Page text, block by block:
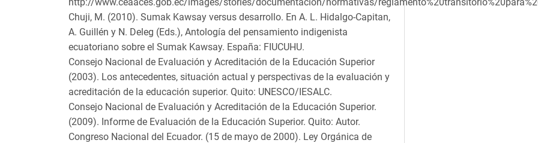
Chuji, M. (2010). Sumak Kawsay versus desarrollo. En A. L. Hidalgo-Capitan,
A. Guillén y N. Deleg (Eds.), Antología del pensamiento indigenista
ecuatoriano sobre el Sumak Kawsay. España: FIUCUHU.
Consejo Nacional de Evaluación y Acreditación de la Educación Superior
(2003). Los antecedentes, situación actual y perspectivas de la evaluación y
acreditación de la educación superior. Quito: UNESCO/IESALC.
Consejo Nacional de Evaluación y Acreditación de la Educación Superior.
(2009). Informe de Evaluación de la Educación Superior. Quito: Autor.
Congreso Nacional del Ecuador. (15 de mayo de 2000). Ley Orgánica de